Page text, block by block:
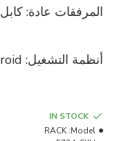
المرفقات عادة: كابل USB-C/USB-A، تصميم محمول.
أنظمة التشغيل: Windows, Mac OS, Linux, Android.
IN STOCK
Model:
RACK